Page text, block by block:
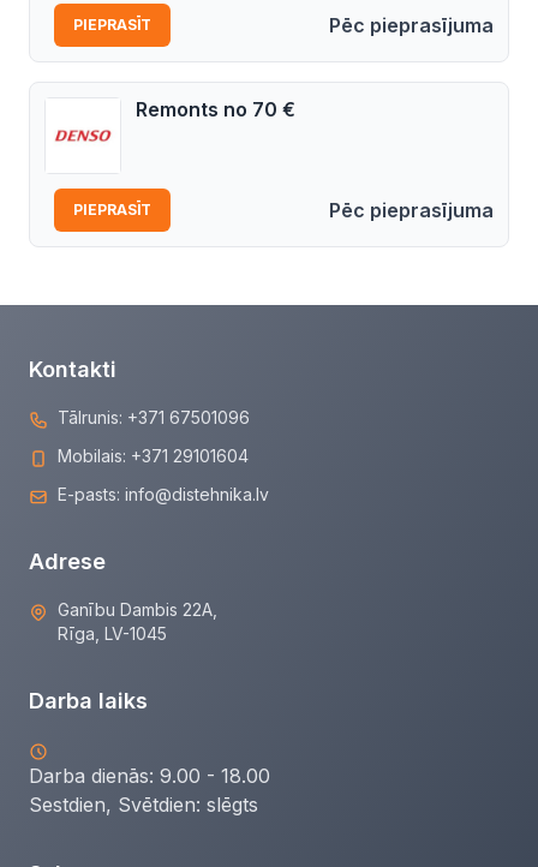
Pēc pieprasījuma
PIEPRASĪT
Remonts no 70 €
Pēc pieprasījuma
PIEPRASĪT
Kontakti
Tālrunis: +371 67501096
Mobilais: +371 29101604
E-pasts: info@distehnika.lv
Adrese
Ganību Dambis 22A,
Rīga, LV-1045
Darba laiks
Darba dienās: 9.00 - 18.00
Sestdien, Svētdien: slēgts